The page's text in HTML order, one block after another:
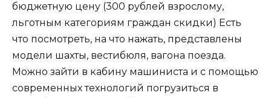
бюджетную цену (300 рублей взрослому,
льготным категориям граждан скидки) Есть
что посмотреть, на что нажать, представлены
модели шахты, вестибюля, вагона поезда.
Можно зайти в кабину машиниста и с помощью
современных технологий погрузиться в